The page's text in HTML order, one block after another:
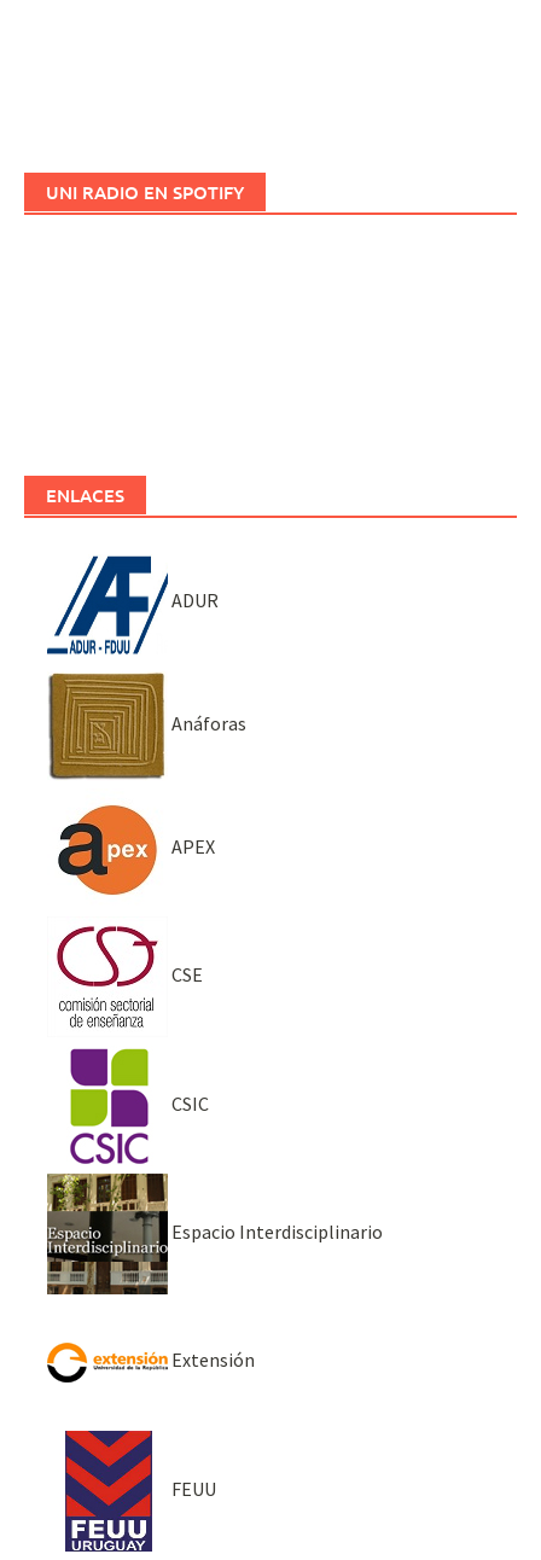
UNI RADIO EN SPOTIFY
ENLACES
ADUR
Anáforas
APEX
CSE
CSIC
Espacio Interdisciplinario
Extensión
FEUU